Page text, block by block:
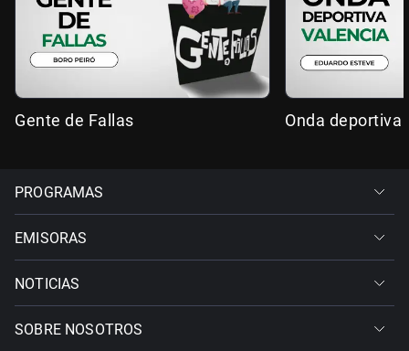
Gente de Fallas Onda deportiva
PROGRAMAS
EMISORAS
NOTICIAS
SOBRE NOSOTROS